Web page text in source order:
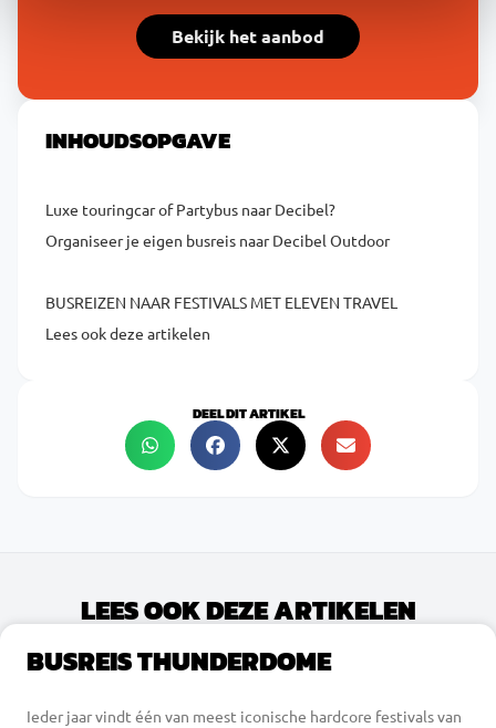
Bekijk het aanbod
INHOUDSOPGAVE
Luxe touringcar of Partybus naar Decibel?
Organiseer je eigen busreis naar Decibel Outdoor
BUSREIZEN NAAR FESTIVALS MET ELEVEN TRAVEL
Lees ook deze artikelen
DEEL DIT ARTIKEL
LEES OOK DEZE ARTIKELEN
BUSREIS THUNDERDOME
Ieder jaar vindt één van meest iconische hardcore festivals van